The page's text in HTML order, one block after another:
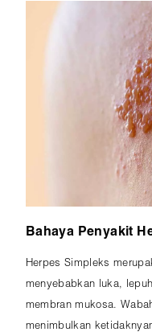
Bahaya Penyakit
Herpes Simpleks
menyebabkan luka,
membran mukosa.
menimbulkan